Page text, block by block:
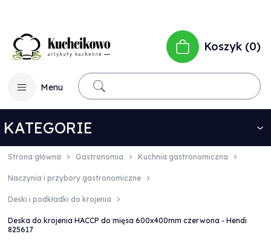
Menu
Koszyk 0
KATEGORIE
Strona główna Gastronomia Kuchnia gastronomiczna
Naczynia i przybory gastronomiczne
Deski i podkładki do krojenia
Deska do krojenia HACCP do mięsa 600x400mm czerwona - Hendi
825617